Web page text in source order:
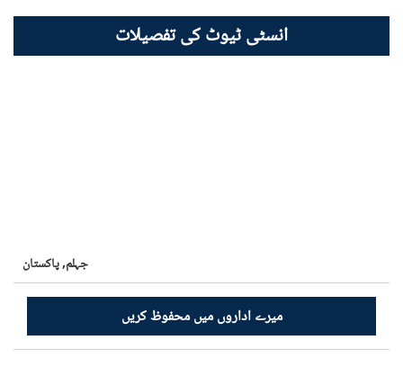
انسٹی ٹیوٹ کی تفصیلات
جہلم,پاکستان
میرے اداروں میں محفوظ کریں